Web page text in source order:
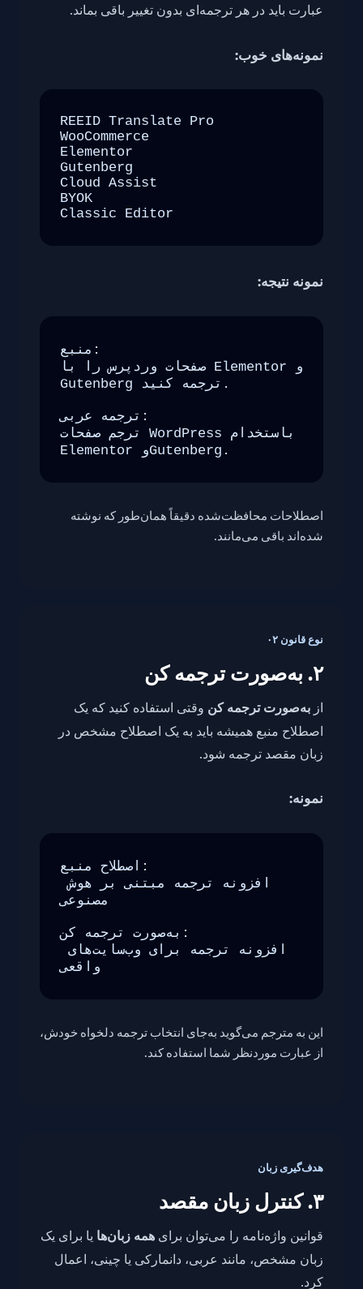
عبارت باید در هر ترجمه‌ای بدون تغییر باقی بماند.
نمونه‌های خوب:
REEID Translate Pro
WooCommerce
Elementor
Gutenberg
Cloud Assist
BYOK
Classic Editor
نمونه نتیجه:
منبع:
صفحات وردپرس را با Elementor و
Gutenberg ترجمه کنید.
ترجمه عربی:
ترجم صفحات WordPress باستخدام
Elementor وGutenberg.
اصطلاحات محافظت‌شده دقیقاً همان‌طور که نوشته
شده‌اند باقی می‌مانند.
نوع قانون ۰۲
۲. به‌صورت ترجمه کن
از به‌صورت ترجمه کن وقتی استفاده کنید که یک
اصطلاح منبع همیشه باید به یک اصطلاح مشخص در
زبان مقصد ترجمه شود.
نمونه:
اصطلاح منبع:
افزونه ترجمه مبتنی بر هوش
مصنوعی
به‌صورت ترجمه کن:
واقعی
این به مترجم می‌گوید به‌جای انتخاب ترجمه دلخواه خودش،
از عبارت موردنظر شما استفاده کند.
هدف‌گیری زبان
۳. کنترل زبان مقصد
قوانین واژه‌نامه را می‌توان برای همه زبان‌ها یا برای یک
زبان مشخص، مانند عربی، دانمارکی یا چینی، اعمال
کرد.